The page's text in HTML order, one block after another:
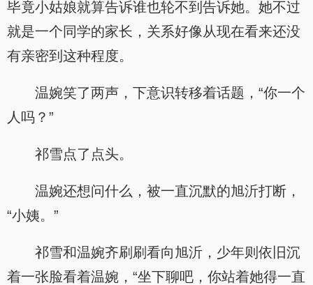
毕竟小姑娘就算告诉谁也轮不到告诉她。她不过
就是一个同学的家长，关系好像从现在看来还没
有亲密到这种程度。
温婉笑了两声，下意识转移着话题，“你一个
人吗？”
祁雪点了点头。
温婉还想问什么，被一直沉默的旭沂打断，
“小姨。”
祁雪和温婉齐刷刷看向旭沂，少年则依旧沉
着一张脸看着温婉，“坐下聊吧，你站着她得一直